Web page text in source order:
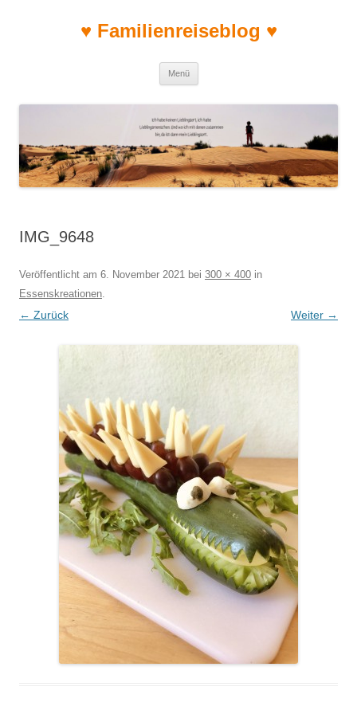
♥ Familienreiseblog ♥
Menü
IMG_9648
Veröffentlicht am 6. November 2021 bei 300 × 400 in
Essenskreationen.
← Zurück Weiter →